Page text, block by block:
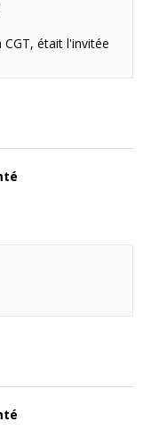
était l'invitée